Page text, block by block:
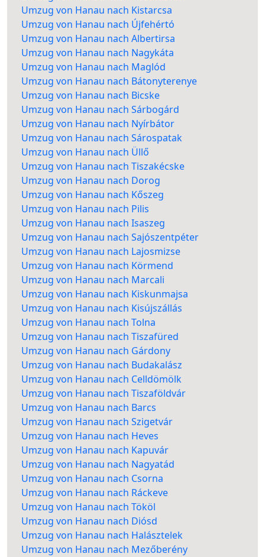
Umzug von Hanau nach Kistarcsa
Umzug von Hanau nach Újfehértó
Umzug von Hanau nach Albertirsa
Umzug von Hanau nach Nagykáta
Umzug von Hanau nach Maglód
Umzug von Hanau nach Bátonyterenye
Umzug von Hanau nach Bicske
Umzug von Hanau nach Sárbogárd
Umzug von Hanau nach Nyírbátor
Umzug von Hanau nach Sárospatak
Umzug von Hanau nach Üllő
Umzug von Hanau nach Tiszakécske
Umzug von Hanau nach Dorog
Umzug von Hanau nach Kőszeg
Umzug von Hanau nach Pilis
Umzug von Hanau nach Isaszeg
Umzug von Hanau nach Sajószentpéter
Umzug von Hanau nach Lajosmizse
Umzug von Hanau nach Körmend
Umzug von Hanau nach Marcali
Umzug von Hanau nach Kiskunmajsa
Umzug von Hanau nach Kisújszállás
Umzug von Hanau nach Tolna
Umzug von Hanau nach Tiszafüred
Umzug von Hanau nach Gárdony
Umzug von Hanau nach Budakalász
Umzug von Hanau nach Celldömölk
Umzug von Hanau nach Tiszaföldvár
Umzug von Hanau nach Barcs
Umzug von Hanau nach Szigetvár
Umzug von Hanau nach Heves
Umzug von Hanau nach Kapuvár
Umzug von Hanau nach Nagyatád
Umzug von Hanau nach Csorna
Umzug von Hanau nach Ráckeve
Umzug von Hanau nach Tököl
Umzug von Hanau nach Diósd
Umzug von Hanau nach Halásztelek
Umzug von Hanau nach Mezőberény